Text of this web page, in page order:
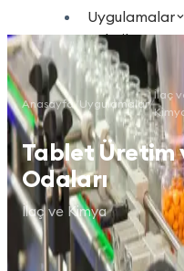
Uygulamalar
Teknik
Akademi
Giriş Yap
TR EN
Anasayfa/ Uygulamalar/
İlaç
Tablet Üretim
Odaları
İlaç ve Kimya